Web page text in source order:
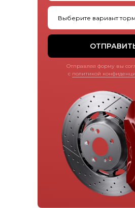
Отправляя форму вы
с политикой